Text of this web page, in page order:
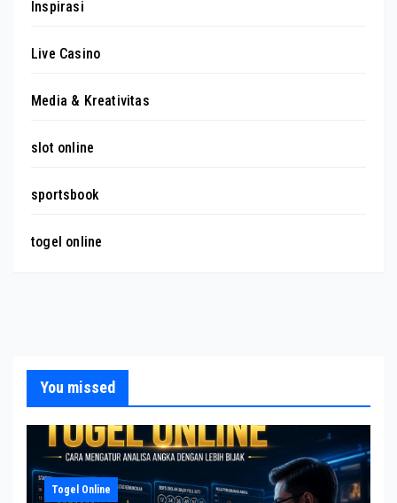
Inspirasi
Live Casino
Media & Kreativitas
slot online
sportsbook
togel online
You missed
Togel Online